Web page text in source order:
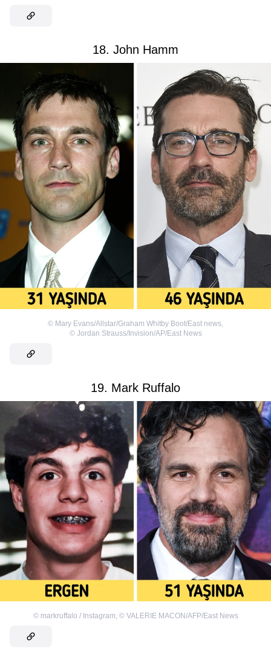
18. John Hamm
© Mary Evans/Allstar/Graham Whitby Boot/East news,
© Jordan Strauss/Invision/AP/East News
19. Mark Ruffalo
© markruffalo / Instagram © VALERIE MACON/AFP/East News